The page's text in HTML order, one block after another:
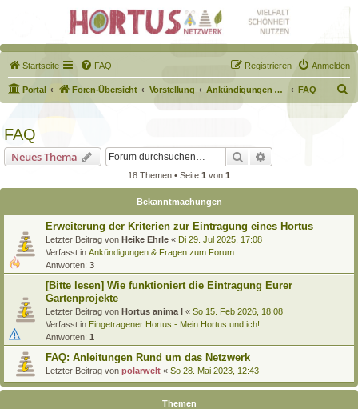
Startseite FAQ Anmelden
Registrieren
Portal Foren-Übersicht Vorstellung Ankündigungen & Fragen zum Forum FAQ
u
FAQ
Neues Thema Suche
18 Themen • Seite 1 von 1
Bekanntmachungen
Erweiterung der Kriterien zur Eintragung eines Hortus
Letzter Beitrag von Heike Ehrle « Di 29. Jul 2025, 17:08
Verfasst in Ankündigungen & Fragen zum Forum
Antworten: 3
[Bitte lesen] Wie funktioniert die Eintragung Eurer
Gartenprojekte
Letzter Beitrag von Hortus anima l « So 15. Feb 2026, 18:08
Verfasst in Eingetragener Hortus - Mein Hortus und ich!
Antworten: 1
FAQ: Anleitungen Rund um das Netzwerk
Letzter Beitrag von polarwelt « So 28. Mai 2023, 12:43
Themen